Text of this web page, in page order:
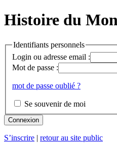
Histoire du
Identifiants personnels
Login ou adresse email :
Mot de passe :
mot de passe oublié ?
Se souvenir de moi
Connexion
S’inscrire retour au site public